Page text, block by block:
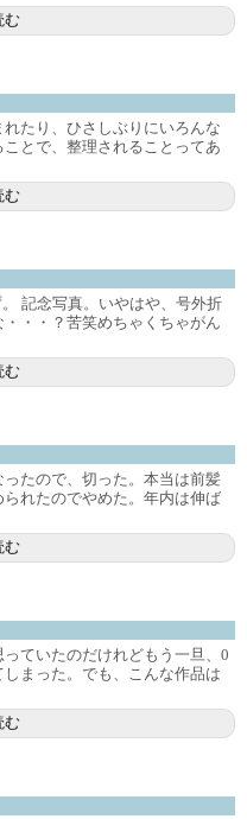
む
たり、ひさしぶりにいろんな
とで、整理されることってあ
む
記念写真。いやはや、号外折
・・？苦笑めちゃくちゃがん
む
たので、切った。本当は前髪
れたのでやめた。年内は伸ば
む
ていたのだけれどもう一旦、0
まった。でも、こんな作品は
む